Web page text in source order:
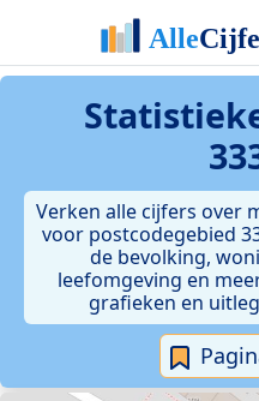
Verken alle cijfers over
voor postcodegebied
de bevolking,
leefomgeving en
grafieken en